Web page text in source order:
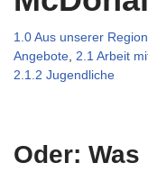
1.0 Aus unserer Region
Angebote, 2.1 Arbeit
2.1.2 Jugendliche
Oder: